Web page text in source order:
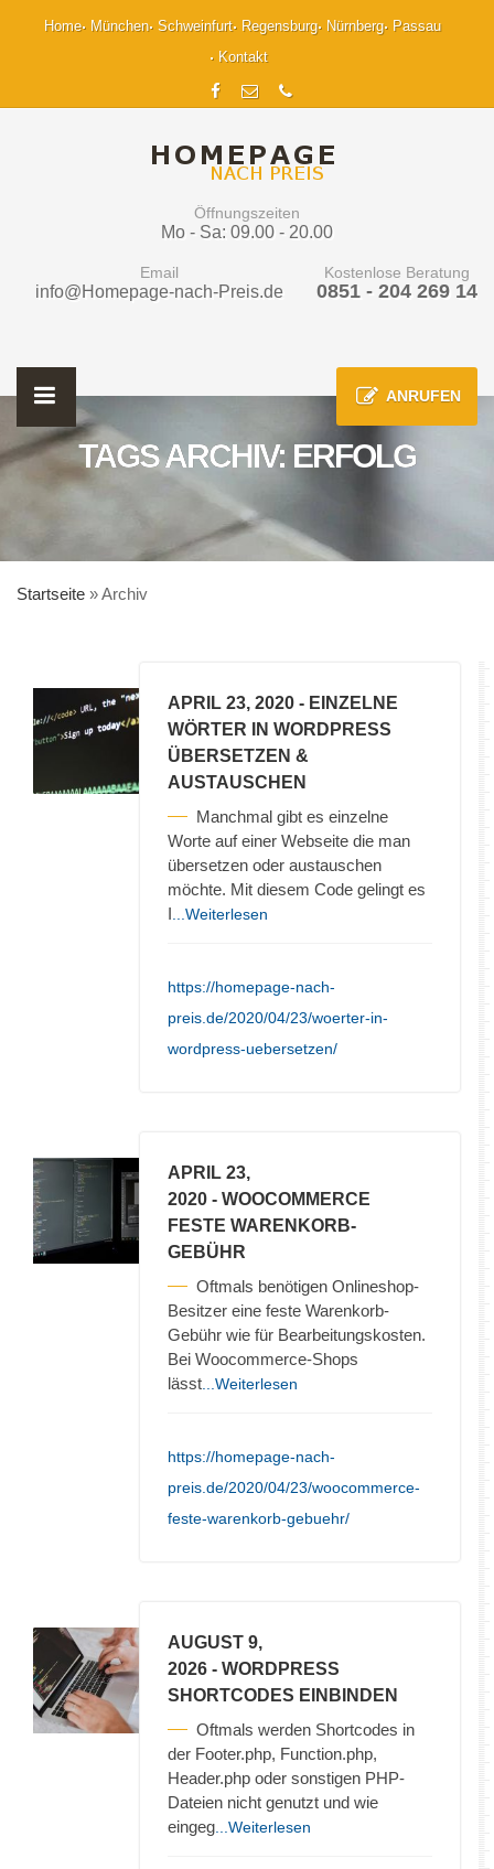
Home München Schweinfurt Regensburg Nürnberg
Passau
Kontakt
Öffnungszeiten
Mo - Sa: 09.00 - 20.00
Email
info@Homepage-nach-Preis.de
Kostenlose Beratung
0851 - 204 269 14
ANRUFEN
TAGS ARCHIV: ERFOLG
Startseite »Archiv
APRIL 23, 2020 - EINZELNE
WÖRTER IN WORDPRESS
ÜBERSETZEN &
AUSTAUSCHEN
Manchmal gibt es einzelne
Worte auf einer Webseite die man
übersetzen oder austauschen
möchte. Mit diesem Code gelingt es
I ...Weiterlesen
https://homepage-nach-
preis.de/2020/04/23/woerter-in-
wordpress-uebersetzen/
APRIL 23,
2020 - WOOCOMMERCE
FESTE WARENKORB-
GEBÜHR
Oftmals benötigen Onlineshop-
Besitzer eine feste Warenkorb-
Gebühr wie für Bearbeitungskosten.
Bei Woocommerce-Shops
lässt ...Weiterlesen
https://homepage-nach-
preis.de/2020/04/23/woocommerce-
feste-warenkorb-gebuehr/
AUGUST 9,
2026 - WORDPRESS
SHORTCODES EINBINDEN
Oftmals werden Shortcodes in
der Footer.php, Function.php,
Header.php oder sonstigen PHP-
Dateien nicht genutzt und wie
eingeg ...Weiterlesen